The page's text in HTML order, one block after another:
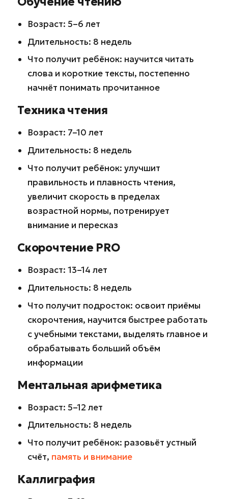
Возраст: 5–6 лет
Длительность: 8 недель
Что получит ребёнок: научится читать
слова и короткие тексты, постепенно
начнёт понимать прочитанное
Техника чтения
Возраст: 7–10 лет
Длительность: 8 недель
Что получит ребёнок: улучшит
правильность и плавность чтения,
увеличит скорость в пределах
возрастной нормы, потренирует
внимание и пересказ
Скорочтение PRO
Возраст: 13–14 лет
Длительность: 8 недель
Что получит подросток: освоит приёмы
скорочтения, научится быстрее работать
с учебными текстами, выделять главное и
обрабатывать больший объём
информации
Ментальная арифметика
Возраст: 5–12 лет
Длительность: 8 недель
Что получит ребёнок: разовьёт устный
счёт, память и внимание
Каллиграфия